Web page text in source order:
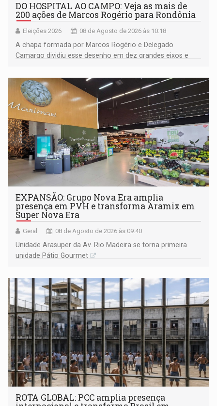
DO HOSPITAL AO CAMPO: Veja as mais de
200 ações de Marcos Rogério para Rondônia
Eleições 2026 08 de Agosto de 2026 às 10:18
A chapa formada por Marcos Rogério e Delegado
Camargo dividiu esse desenho em dez grandes eixos e
EXPANSÃO: Grupo Nova Era amplia
presença em PVH e transforma Aramix em
Super Nova Era
Geral 08 de Agosto de 2026 às 09:40
Unidade Arasuper da Av. Rio Madeira se torna primeira
unidade Pátio Gourmet
ROTA GLOBAL: PCC amplia presença